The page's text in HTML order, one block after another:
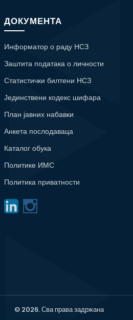
ДОКУМЕНТА
Информатор о раду НСЗ
Заштита података о личности
Статистички билтени НСЗ
Јединствени кодекс шифара
План јавних набавки
Анкета послодаваца
Каталог обука
Политике ИМС
Политика приватности
© 2026. Сва права задржана